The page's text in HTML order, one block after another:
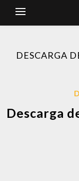
DESCARGA
Descarga